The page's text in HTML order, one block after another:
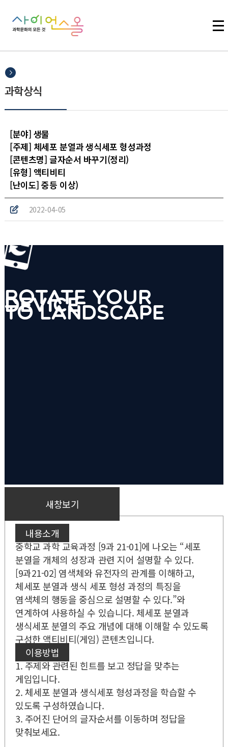
과학상식
[분야] 생물
[주제] 체세포 분열과 생식세포 형성과정
[콘텐츠명] 글자순서 바꾸기(정리)
[유형] 액티비티
[난이도] 중등 이상)
2022-04-05
새창보기
내용소개
중학교 과학 교육과정 [9과 21-01]에 나오는 “세포
분열을 개체의 성장과 관련 지어 설명할 수 있다.
[9과21-02] 염색체와 유전자의 관계를 이해하고,
체세포 분열과 생식 세포 형성 과정의 특징을
염색체의 행동을 중심으로 설명할 수 있다.”와
연계하여 사용하실 수 있습니다. 체세포 분열과
생식세포 분열의 주요 개념에 대해 이해할 수 있도록
구성한 액티비티(게임) 콘텐츠입니다.
이용방법
1. 주제와 관련된 힌트를 보고 정답을 맞추는
게임입니다.
2. 체세포 분열과 생식세포 형성과정을 학습할 수
있도록 구성하였습니다.
3. 주어진 단어의 글자순서를 이동하며 정답을
맞춰보세요.